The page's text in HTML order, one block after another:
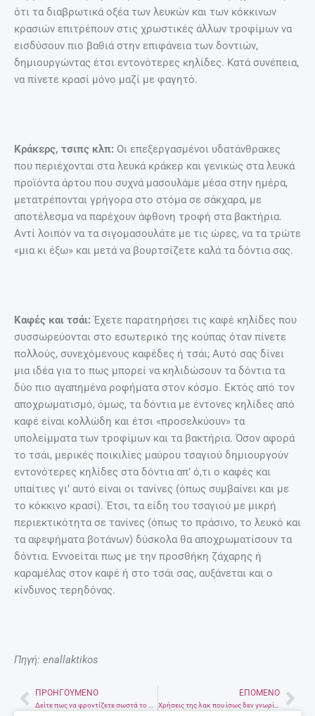
ότι τα διαβρωτικά οξέα των λευκών και των κόκκινων
κρασιών επιτρέπουν στις χρωστικές άλλων τροφίμων να
εισδύσουν πιο βαθιά στην επιφάνεια των δοντιών,
δημιουργώντας έτσι εντονότερες κηλίδες. Κατά συνέπεια,
να πίνετε κρασί μόνο μαζί με φαγητό.
Κράκερς, τσιπς κλπ: Οι επεξεργασμένοι υδατάνθρακες
που περιέχονται στα λευκά κράκερ και γενικώς στα λευκά
προϊόντα άρτου που συχνά μασουλάμε μέσα στην ημέρα,
μετατρέπονται γρήγορα στο στόμα σε σάκχαρα, με
αποτέλεσμα να παρέχουν άφθονη τροφή στα βακτήρια.
Αντί λοιπόν να τα σιγομασουλάτε με τις ώρες, να τα τρώτε
«μια κι έξω» και μετά να βουρτσίζετε καλά τα δόντια σας.
Καφές και τσάι:Έχετε παρατηρήσει τις καφέ κηλίδες που
συσσωρεύονται στο εσωτερικό της κούπας όταν πίνετε
πολλούς, συνεχόμενους καφέδες ή τσάι; Αυτό σας δίνει
μια ιδέα για το πως μπορεί να κηλιδώσουν τα δόντια τα
δύο πιο αγαπημένα ροφήματα στον κόσμο. Εκτός από τον
αποχρωματισμό, όμως, τα δόντια με έντονες κηλίδες από
καφέ είναι κολλώδη και έτσι «προσελκύουν» τα
υπολείμματα των τροφίμων και τα βακτήρια. Όσον αφορά
το τσάι, μερικές ποικιλίες μαύρου τσαγιού δημιουργούν
εντονότερες κηλίδες στα δόντια απ’ ό,τι ο καφές και
υπαίτιες γι’ αυτό είναι οι τανίνες (όπως συμβαίνει και με
το κόκκινο κρασί). Έτσι, τα είδη του τσαγιού με μικρή
περιεκτικότητα σε τανίνες (όπως το πράσινο, το λευκό και
τα αφεψήματα βοτάνων) δύσκολα θα αποχρωματίσουν τα
δόντια. Εννοείται πως με την προσθήκη ζάχαρης ή
καραμέλας στον καφέ ή στο τσάι σας, αυξάνεται και ο
κίνδυνος τερηδόνας.
Πηγή: enallaktikos
Prev
ΠΡΟΗΓΟΎΜΕΝΟ ΕΠΌΜΕΝΟ